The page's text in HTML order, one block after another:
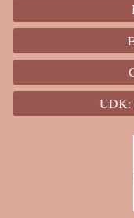
UDK: